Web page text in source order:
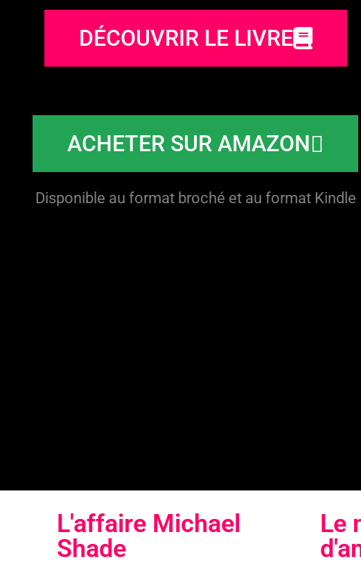
DÉCOUVRIR LE LIVRE
ACHETER SUR AMAZON
Disponible au format broché et au format Kindle
L'affaire Michael
Shade​
Le